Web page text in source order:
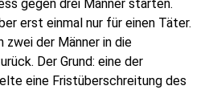
gegen drei Männer starten.
erst einmal nur für einen Täter.
der Männer in die
Der Grund: eine der
eine Fristüberschreitung des